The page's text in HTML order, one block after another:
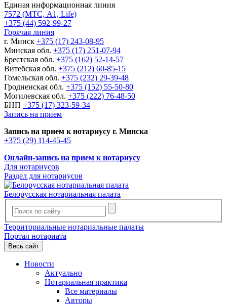
Единая информационная линия
7572 (МТС, A1, Life)
+375 (44) 592-99-27
Горячая линия
г. Минск +375 (17) 243-08-95
Минская обл. +375 (17) 251-07-94
Брестская обл. +375 (162) 52-14-57
Витебская обл. +375 (212) 60-85-15
Гомельская обл. +375 (232) 29-39-48
Гродненская обл. +375 (152) 55-50-80
Могилевская обл. +375 (222) 76-48-50
БНП +375 (17) 323-59-34
Запись на прием
Запись на прием к нотариусу г. Минска
+375 (29) 114-45-45
Онлайн-запись на прием к нотариусу
Для нотариусов
Раздел для нотариусов
Белорусская нотариальная палата
Территориальные нотариальные палаты
Портал нотариата
Весь сайт
Новости
Актуально
Нотариальная практика
Все материалы
Авторы